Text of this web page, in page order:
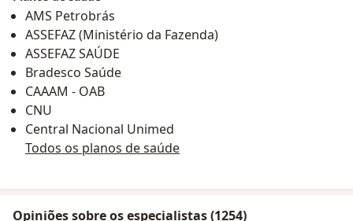
complicações como fraturas e de outras doenças
secundarias, por exemplohiperparatireoidismo
osteocondrodistrofia renal
etc.Tratamento não operatório e operatório de
FRATURASTratamentos ortopédicosExames
densitométrico para controle da obesidade e da
massa muscular ( sarcopenia)
AMS Petrobrás
ASSEFAZ (Ministério da Fazenda)
ASSEFAZ SAÚDE
Bradesco Saúde
CAAAM - OAB
CNU
Central Nacional Unimed
Todos os planos de saúde
Opiniões sobre os especialistas (1254)